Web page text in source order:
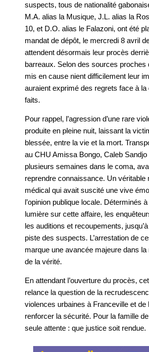
suspects, tous de nationalité
M.A. alias la Musique, J.L. alias la
10, et D.O. alias le Falazoni, ont été
mandat de dépôt, le mercredi 8 avril
attendent désormais leur procès
barreaux. Selon des sources proches
mis en cause nient difficilement leur
auraient exprimé des regrets face à la
faits.
Pour rappel, l’agression d’une rare
produite en pleine nuit, laissant la
blessée, entre la vie et la mort.
au CHU Amissa Bongo, Caleb
plusieurs semaines dans le coma,
reprendre connaissance. Un véritable
médical qui avait suscité une vive
l’opinion publique locale. Déterminés
lumière sur cette affaire, les
les auditions et recoupements,
piste des suspects. L’arrestation de
marque une avancée majeure dans la
de la vérité.
En attendant l’ouverture du procès,
relance la question de la
violences urbaines à Franceville et de
renforcer la sécurité. Pour la famille
seule attente : que justice soit rendue.